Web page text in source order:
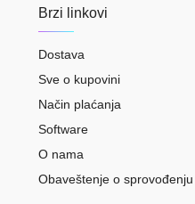
Brzi linkovi
Dostava
Sve o kupovini
Način plaćanja
Software
O nama
Obaveštenje o